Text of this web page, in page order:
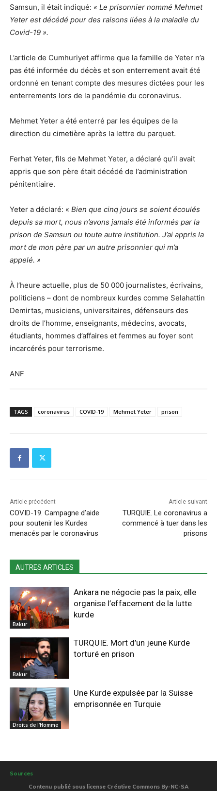
Samsun, il était indiqué: « Le prisonnier nommé Mehmet
Yeter est décédé pour des raisons liées à la maladie du
Covid-19 ».
L’article de Cumhuriyet affirme que la famille de Yeter n’a
pas été informée du décès et son enterrement avait été
ordonné en tenant compte des mesures dictées pour les
enterrements lors de la pandémie du coronavirus.
Mehmet Yeter a été enterré par les équipes de la
direction du cimetière après la lettre du parquet.
Ferhat Yeter, fils de Mehmet Yeter, a déclaré qu’il avait
appris que son père était décédé de l’administration
pénitentiaire.
Yeter a déclaré: « Bien que cinq jours se soient écoulés
depuis sa mort, nous n’avons jamais été informés par la
prison de Samsun ou toute autre institution. J’ai appris la
mort de mon père par un autre prisonnier qui m’a
appelé. »
À l’heure actuelle, plus de 50 000 journalistes, écrivains,
politiciens – dont de nombreux kurdes comme Selahattin
Demirtas, musiciens, universitaires, défenseurs des
droits de l’homme, enseignants, médecins, avocats,
étudiants, hommes d’affaires et femmes au foyer sont
incarcérés pour terrorisme.
ANF
TAGS coronavirus COVID-19 Mehmet Yeter prison
Article précédent
COVID-19. Campagne d’aide
pour soutenir les Kurdes
menacés par le coronavirus
Article suivant
TURQUIE. Le coronavirus a
commencé à tuer dans les
prisons
AUTRES ARTICLES
Bakur
Ankara ne négocie pas la paix, elle
organise l’effacement de la lutte
kurde
Bakur
TURQUIE. Mort d’un jeune Kurde
torturé en prison
Droits de l'Homme
Une Kurde expulsée par la Suisse
emprisonnée en Turquie
Sources
Contenu publié sous license Créative Commons By-NC-SA